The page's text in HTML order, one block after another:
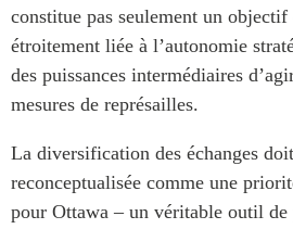
constitue pas seulement un
étroitement liée à l’autonomie
des puissances intermédiaires
mesures de représailles.
La diversification des échanges
reconceptualisée comme une
pour Ottawa – un véritable outil